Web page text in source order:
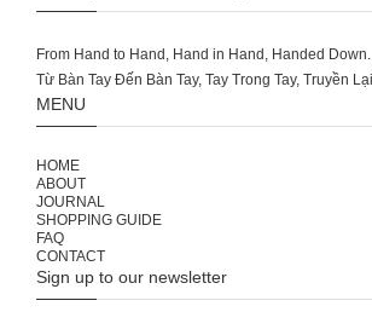
From Hand to Hand, Hand in Hand, Handed Down.
MENU
HOME
ABOUT
JOURNAL
SHOPPING GUIDE
FAQ
CONTACT
Sign up to our newsletter